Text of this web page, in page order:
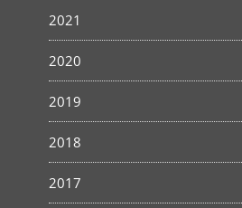
2021
2020
2019
2018
2017